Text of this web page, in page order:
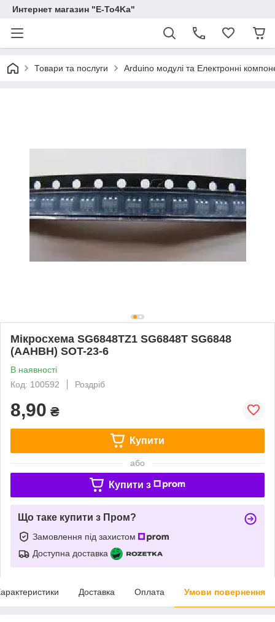
Интернет магазин "E-To4Ka"
Товари та послуги Arduino модулі та Електронні
Мікросхема SG6848TZ1 SG6848T SG6848
(AAHBH) SOT-23-6
В наявності
Код: 100592
Роздріб
8,90 ₴
Купити
або
Купити з
Що таке купити з Пром?
Замовлення під захистом
Доступна доставка
Доставка Оплата Умови повернення